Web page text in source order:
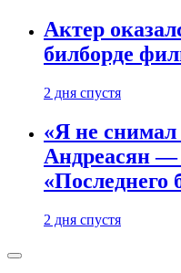
Актер
билборде
2 дня спустя
«Я не
Андреасян —
«Последнего
2 дня спустя